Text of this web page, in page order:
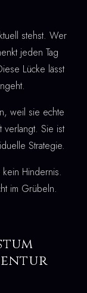
stehst. Wer
jeden Tag
Lücke lässt
weil sie echte
verlangt. Sie ist
Strategie.
Hindernis.
im Grübeln.